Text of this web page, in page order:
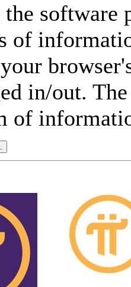
software
of
in/out.
of